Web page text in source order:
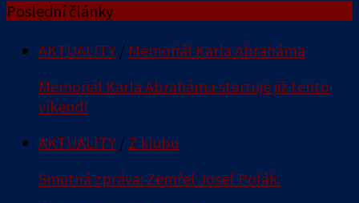
Poslední články
AKTUALITY / Memoriál Karla Abraháma
Memoriál Karla Abraháma startuje již tento
víkend!
AKTUALITY / Z klubu
Smutná zpráva: Zemřel Josef Polák.